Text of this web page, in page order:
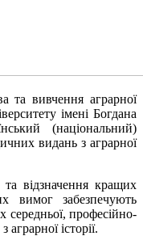
та вивчення аграрної
імені Богдана
(національний)
видань з аграрної
відзначення кращих
вимог забезпечують
середньої, професійно-
історії.